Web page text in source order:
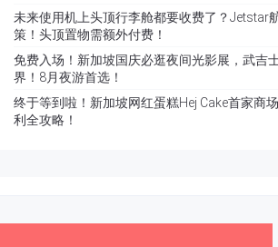
未来使用机上头顶行李舱都要收费了？Jetstar
策！头顶置物需额外付费！
免费入场！新加坡国庆必逛夜间光影展，武吉
界！8月夜游首选！
终于等到啦！新加坡网红蛋糕Hej Cake首家商
利全攻略！